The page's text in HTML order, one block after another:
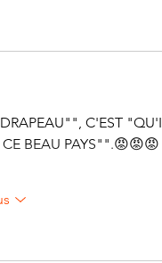
C'EST
BEAU PAYS"".😡😡😡